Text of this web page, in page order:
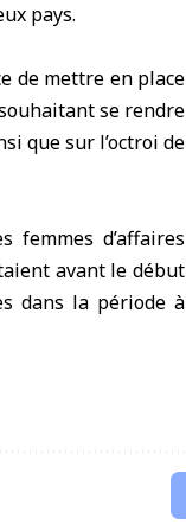
pays.
de mettre en place
se rendre
que sur l’octroi de
femmes d’affaires
avant le début
dans la période à